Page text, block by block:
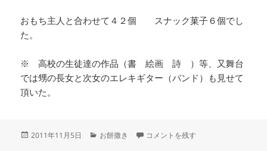
おもち主人と合わせて４２個 スナック菓子６個でし
た。
※ 高校の生徒達の作品（書 絵画 詩 ）等、又舞台
では甥の長女と次女のエレキギター（バンド）も見せて
頂いた。
投
2011年11月5日
カ
お餅撒き 平成２３年お餅まき参加記録 に
コメントを残す